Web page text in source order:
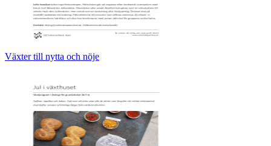
Växter till nytta och nöje